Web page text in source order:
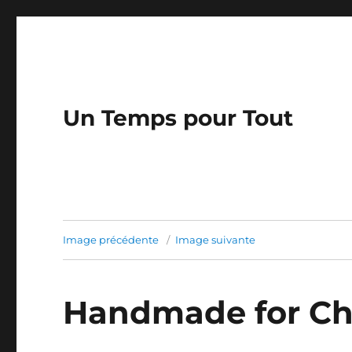
Un Temps pour Tout
Image précédente Image suivante
Handmade for